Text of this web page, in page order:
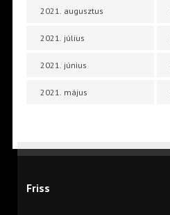
2021. augusztus
2021. július
2021. június
2021. május
Friss